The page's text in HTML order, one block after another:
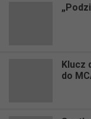
Klucz
do